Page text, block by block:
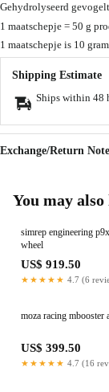
Gehydrolyseerd
1 maatschepje = 50 g
1 maatschepje is 10 gram
Shipping Estimate
Ships within 48
Exchange/Return
You may
simrep engineering
wheel
US$ 919.50
★★★★★ 4.7 (6
moza racing mbooster
US$ 399.50
★★★★★ 4.7 (16